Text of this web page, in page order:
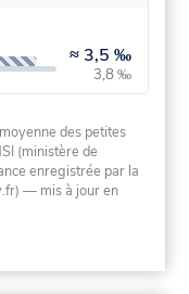
≈ 3,5 ‰
3,8 ‰
des petites
(ministère de
enregistrée par la
— mis à jour en